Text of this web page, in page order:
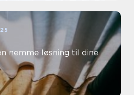
nemme løsning til dine